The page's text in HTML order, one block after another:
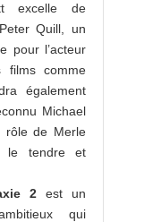
excelle de
Quill, un
pour l’acteur
films comme
également
Michael
rôle de Merle
le tendre et
2 est un
qui